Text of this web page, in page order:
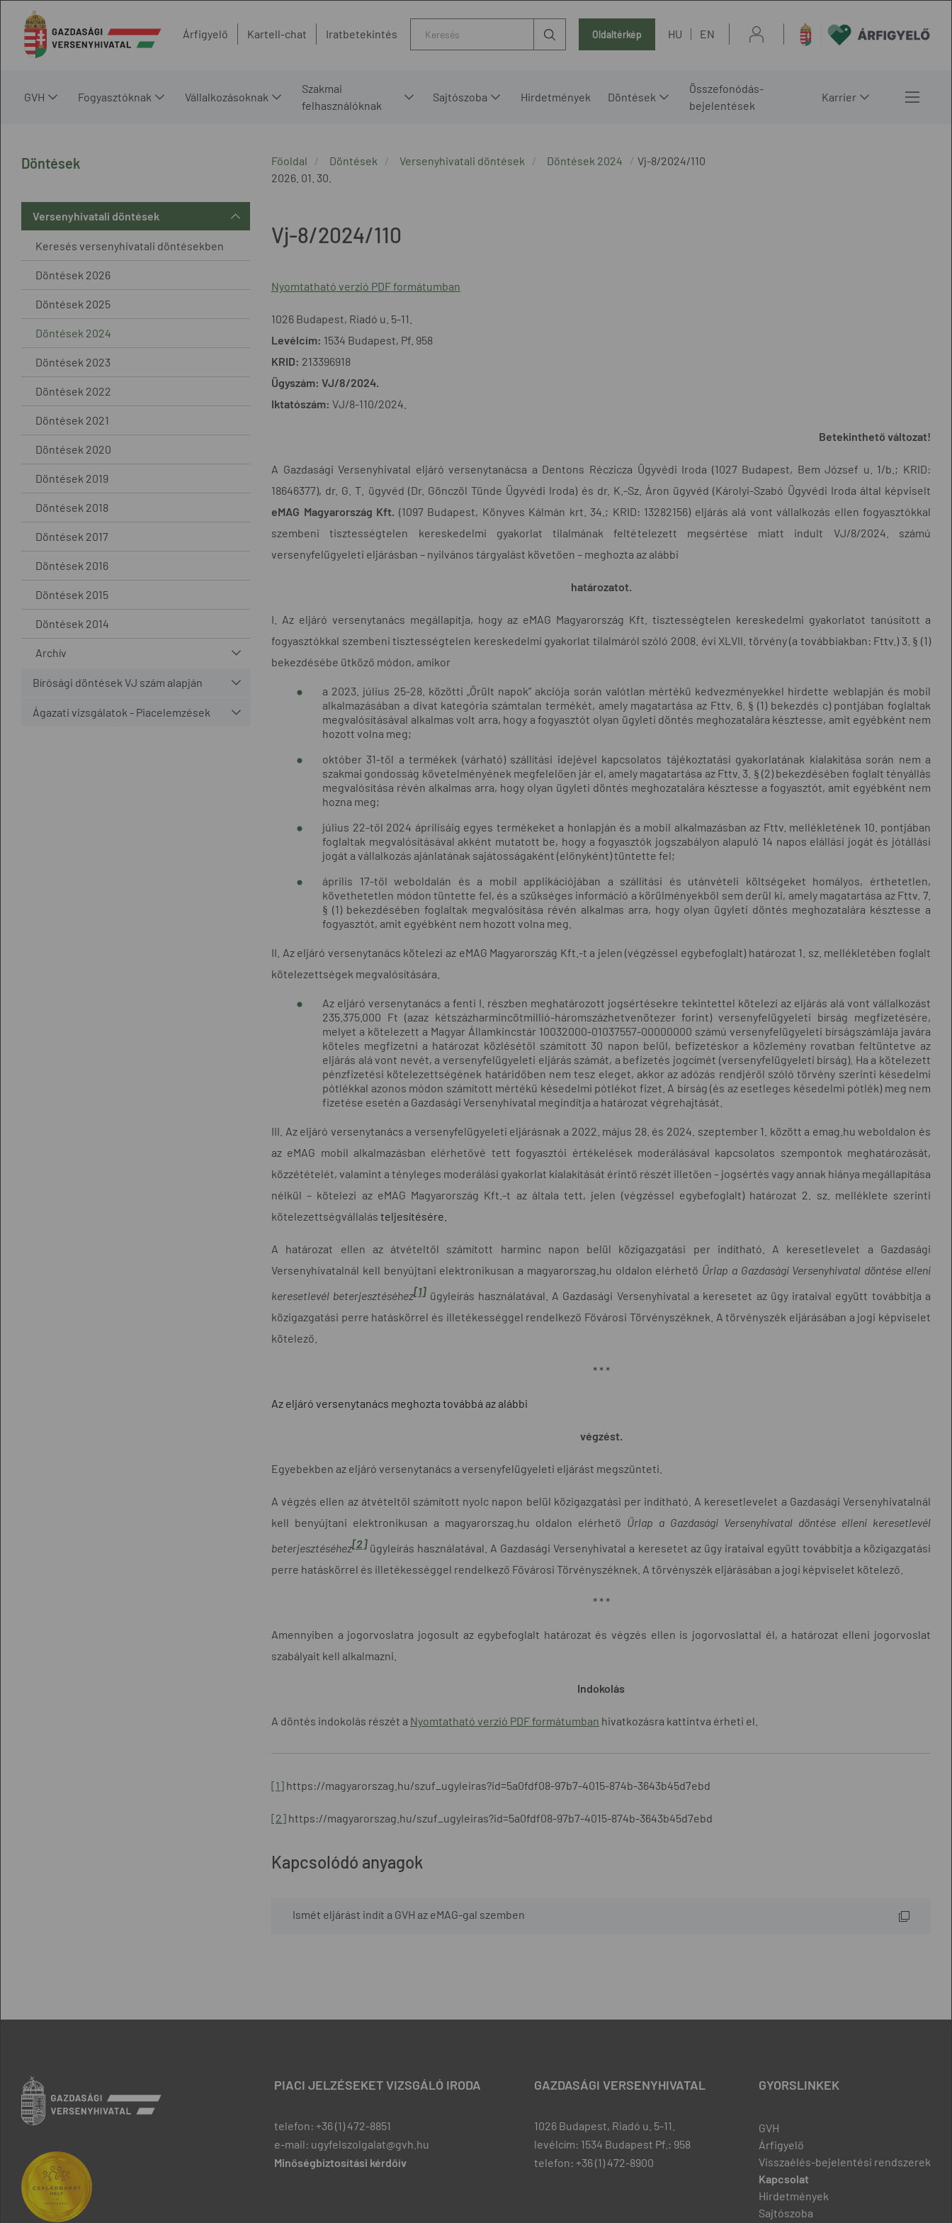
Árfigyelő Kartell-chat Iratbetekintés Oldaltérkép HU EN
GVH Fogyasztóknak Vállalkozásoknak
Szakmai
felhasználóknak
Sajtószoba Hirdetmények Döntések
Összefonódás-
bejelentések
Karrier
Döntések
Versenyhivatali döntések
Keresés versenyhivatali döntésekben
Döntések 2026
Döntések 2025
Döntések 2024
Döntések 2023
Döntések 2022
Döntések 2021
Döntések 2020
Döntések 2019
Döntések 2018
Döntések 2017
Döntések 2016
Döntések 2015
Döntések 2014
Archív
Bírósági döntések VJ szám alapján
Ágazati vizsgálatok - Piacelemzések
Főoldal Döntések Versenyhivatali döntések Döntések 2024
Vj-8/2024/110
2026. 01. 30.
Vj-8/2024/110
Nyomtatható verzió PDF formátumban
1026 Budapest, Riadó u. 5-11.
Levélcím: 1534 Budapest, Pf. 958
KRID: 213396918
Ügyszám: VJ/8/2024.
Iktatószám: VJ/8-110/2024.
Betekinthető változat!
A Gazdasági Versenyhivatal eljáró versenytanácsa a Dentons Réczicza Ügyvédi Iroda (1027 Budapest, Bem József u. 1/b.; KRID:
18646377), dr. G. T. ügyvéd (Dr. Gönczöl Tünde Ügyvédi Iroda) és dr. K.-Sz. Áron ügyvéd (Károlyi-Szabó Ügyvédi Iroda által képviselt
eMAG Magyarország Kft. (1097 Budapest, Könyves Kálmán krt. 34.; KRID: 13282156) eljárás alá vont vállalkozás ellen fogyasztókkal
szembeni tisztességtelen kereskedelmi gyakorlat tilalmának feltételezett megsértése miatt indult VJ/8/2024. számú
versenyfelügyeleti eljárásban – nyilvános tárgyalást követően – meghozta az alábbi
határozatot.
I. Az eljáró versenytanács megállapítja, hogy az eMAG Magyarország Kft. tisztességtelen kereskedelmi gyakorlatot tanúsított a
fogyasztókkal szembeni tisztességtelen kereskedelmi gyakorlat tilalmáról szóló 2008. évi XLVII. törvény (a továbbiakban: Fttv.) 3. § (1)
bekezdésébe ütköző módon, amikor
a 2023. július 25-28. közötti „Őrült napok” akciója során valótlan mértékű kedvezményekkel hirdette weblapján és mobil
alkalmazásában a divat kategória számtalan termékét, amely magatartása az Fttv. 6. § (1) bekezdés c) pontjában foglaltak
megvalósításával alkalmas volt arra, hogy a fogyasztót olyan ügyleti döntés meghozatalára késztesse, amit egyébként nem
hozott volna meg;
október 31-től a termékek (várható) szállítási idejével kapcsolatos tájékoztatási gyakorlatának kialakítása során nem a
szakmai gondosság követelményének megfelelően jár el, amely magatartása az Fttv. 3. § (2) bekezdésében foglalt tényállás
megvalósítása révén alkalmas arra, hogy olyan ügyleti döntés meghozatalára késztesse a fogyasztót, amit egyébként nem
hozna meg;
július 22-től 2024 áprilisáig egyes termékeket a honlapján és a mobil alkalmazásban az Fttv. mellékletének 10. pontjában
foglaltak megvalósításával akként mutatott be, hogy a fogyasztók jogszabályon alapuló 14 napos elállási jogát és jótállási
jogát a vállalkozás ajánlatának sajátosságaként (előnyként) tüntette fel;
április 17-től weboldalán és a mobil applikációjában a szállítási és utánvételi költségeket homályos, érthetetlen,
követhetetlen módon tüntette fel, és a szükséges információ a körülményekből sem derül ki, amely magatartása az Fttv. 7.
§ (1) bekezdésében foglaltak megvalósítása révén alkalmas arra, hogy olyan ügyleti döntés meghozatalára késztesse a
fogyasztót, amit egyébként nem hozott volna meg.
II. Az eljáró versenytanács kötelezi az eMAG Magyarország Kft.-t a jelen (végzéssel egybefoglalt) határozat 1. sz. mellékletében foglalt
kötelezettségek megvalósítására.
Az eljáró versenytanács a fenti I. részben meghatározott jogsértésekre tekintettel kötelezi az eljárás alá vont vállalkozást
235.375.000 Ft (azaz kétszázharmincötmillió-háromszázhetvenötezer forint) versenyfelügyeleti bírság megfizetésére,
melyet a kötelezett a Magyar Államkincstár 10032000-01037557-00000000 számú versenyfelügyeleti bírságszámlája javára
köteles megfizetni a határozat közlésétől számított 30 napon belül, befizetéskor a közlemény rovatban feltüntetve az
eljárás alá vont nevét, a versenyfelügyeleti eljárás számát, a befizetés jogcímét (versenyfelügyeleti bírság). Ha a kötelezett
pénzfizetési kötelezettségének határidőben nem tesz eleget, akkor az adózás rendjéről szóló törvény szerinti késedelmi
pótlékkal azonos módon számított mértékű késedelmi pótlékot fizet. A bírság (és az esetleges késedelmi pótlék) meg nem
fizetése esetén a Gazdasági Versenyhivatal megindítja a határozat végrehajtását.
III. Az eljáró versenytanács a versenyfelügyeleti eljárásnak a 2022. május 28. és 2024. szeptember 1. között a emag.hu weboldalon és
az eMAG mobil alkalmazásban elérhetővé tett fogyasztói értékelések moderálásával kapcsolatos szempontok meghatározását,
közzétételét, valamint a tényleges moderálási gyakorlat kialakítását érintő részét illetően – jogsértés vagy annak hiánya megállapítása
nélkül – kötelezi az eMAG Magyarország Kft.-t az általa tett, jelen (végzéssel egybefoglalt) határozat 2. sz. melléklete szerinti
kötelezettségvállalás teljesítésére.
A határozat ellen az átvételtől számított harminc napon belül közigazgatási per indítható. A keresetlevelet a Gazdasági
Versenyhivatalnál kell benyújtani elektronikusan a magyarorszag.hu oldalon elérhető Űrlap a Gazdasági Versenyhivatal döntése elleni
keresetlevél beterjesztéséhez[1]ügyleírás használatával. A Gazdasági Versenyhivatal a keresetet az ügy irataival együtt továbbítja a
közigazgatási perre hatáskörrel és illetékességgel rendelkező Fővárosi Törvényszéknek. A törvényszék eljárásában a jogi képviselet
kötelező.
* * *
Az eljáró versenytanács meghozta továbbá az alábbi
végzést.
Egyebekben az eljáró versenytanács a versenyfelügyeleti eljárást megszünteti.
A végzés ellen az átvételtől számított nyolc napon belül közigazgatási per indítható. A keresetlevelet a Gazdasági Versenyhivatalnál
kell benyújtani elektronikusan a magyarorszag.hu oldalon elérhető Űrlap a Gazdasági Versenyhivatal döntése elleni keresetlevél
beterjesztéséhez[2] ügyleírás használatával. A Gazdasági Versenyhivatal a keresetet az ügy irataival együtt továbbítja a közigazgatási
perre hatáskörrel és illetékességgel rendelkező Fővárosi Törvényszéknek. A törvényszék eljárásában a jogi képviselet kötelező.
* * *
Amennyiben a jogorvoslatra jogosult az egybefoglalt határozat és végzés ellen is jogorvoslattal él, a határozat elleni jogorvoslat
szabályait kell alkalmazni.
Indokolás
A döntés indokolás részét a Nyomtatható verzió PDF formátumban hivatkozásra kattintva érheti el.
[1] https://magyarorszag.hu/szuf_ugyleiras?id=5a0fdf08-97b7-4015-874b-3643b45d7ebd
[2] https://magyarorszag.hu/szuf_ugyleiras?id=5a0fdf08-97b7-4015-874b-3643b45d7ebd
Kapcsolódó anyagok
Ismét eljárást indít a GVH az eMAG-gal szemben
PIACI JELZÉSEKET VIZSGÁLÓ IRODA
telefon: +36 (1) 472-8851
e-mail: ugyfelszolgalat@gvh.hu
Minőségbiztosítási kérdőív
GAZDASÁGI VERSENYHIVATAL
1026 Budapest, Riadó u. 5-11.
levélcím: 1534 Budapest Pf.: 958
telefon: +36 (1) 472-8900
GYORSLINKEK
GVH
Árfigyelő
Visszaélés-bejelentési rendszerek
Kapcsolat
Hirdetmények
Sajtószoba